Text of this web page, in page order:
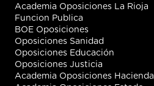
Academia Oposiciones La Rioja
Funcion Publica
BOE Oposiciones
Oposiciones Sanidad
Oposiciones Educación
Oposiciones Justicia
Academia Oposiciones Hacienda